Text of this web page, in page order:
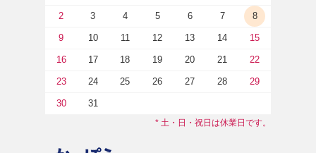
2 3 4 5 6 7 8
9 10 11 12 13 14 15
16 17 18 19 20 21 22
23 24 25 26 27 28 29
30 31
* 土・日・祝日は休業日です。